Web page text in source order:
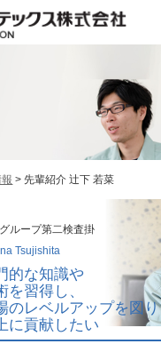
> 先輩紹介 辻下 若菜
ループ第二検査掛
Tsujishita
的な知識や
を習得し、
のレベルアップを図り
に貢献したい